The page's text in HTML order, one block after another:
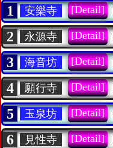
1 安樂寺 [Detail]
2 永源寺 [Detail]
3 海音坊 [Detail]
4 願行寺 [Detail]
5 玉泉坊 [Detail]
6 見性寺 [Detail]